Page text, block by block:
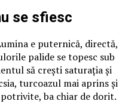
se sfiesc
e puternică, directă,
palide se topesc sub
să crești saturația și
turcoazul mai aprins și
ba chiar de dorit.